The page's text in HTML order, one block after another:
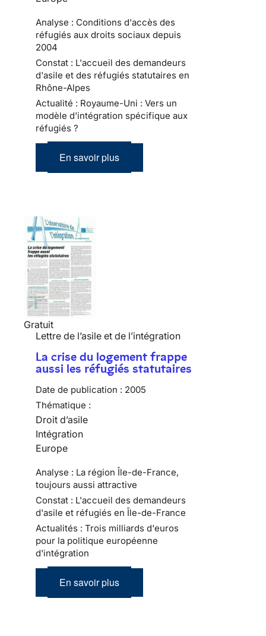
Analyse : Conditions d'accès des
réfugiés aux droits sociaux depuis
2004
Constat : L'accueil des demandeurs
d'asile et des réfugiés statutaires en
Rhône-Alpes
Actualité : Royaume-Uni : Vers un
modèle d'intégration spécifique aux
réfugiés ?
En savoir plus
Gratuit
Lettre de l’asile et de l’intégration
La crise du logement frappe
aussi les réfugiés statutaires
Date de publication : 2005
Thématique :
Droit d’asile
Intégration
Europe
Analyse : La région Île-de-France,
toujours aussi attractive
Constat : L'accueil des demandeurs
d'asile et réfugiés en Île-de-France
Actualités : Trois milliards d'euros
pour la politique européenne
d'intégration
En savoir plus